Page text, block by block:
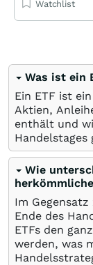
Watchlist
Was ist ein
Ein ETF ist
Aktien,
enthält und
Wie
Im
Ende des
ETFs den
werden, was